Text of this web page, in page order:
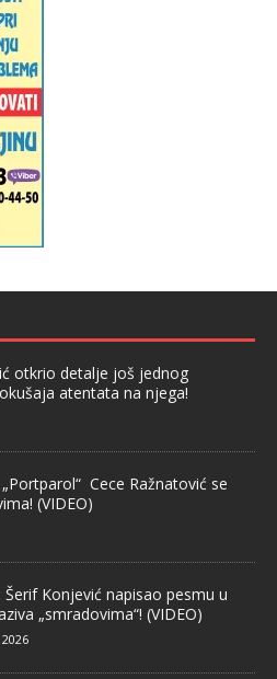
otkrio detalje još jednog
atentata na njega!
„Portparol“ Cece Ražnatović se
(VIDEO)
Šerif Konjević napisao pesmu u
„smradovima“! (VIDEO)